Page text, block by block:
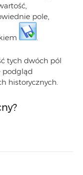
pole,
tych dwóch pól
podgląd
historycznych.